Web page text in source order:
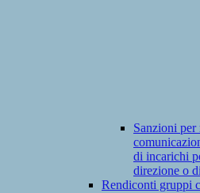
Sanzioni per
di incarichi
direzione o
Rendiconti gruppi